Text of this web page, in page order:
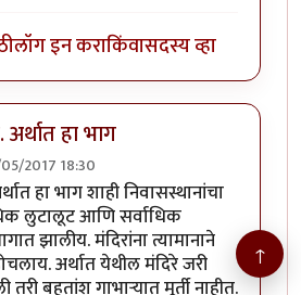
लॉग इन कराकिंवासदस्य व्हा
हा भाग
2017 18:30
माहीतीbyस्वच्छंदी_मनोज
हा भाग शाही निवासस्थानांचा
लुटालूट आणि सर्वाधिक
झालीय. मंदिरांना त्यामानाने
अर्थात येथील मंदिरे जरी
बहुतांश गाभाऱ्यात मूर्ती नाहीत.
↑